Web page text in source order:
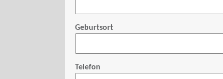
Geburtsort
Telefon